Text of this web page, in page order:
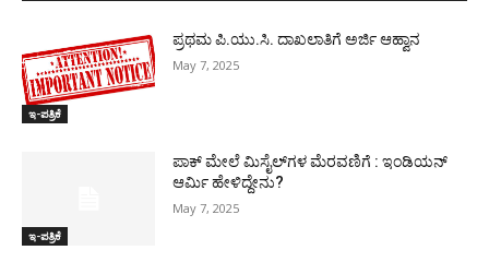
ಇ-ಪತ್ರಿಕೆ
ಪ್ರಥಮ ಪಿ.ಯು.ಸಿ. ದಾಖಲಾತಿಗೆ ಅರ್ಜಿ ಆಹ್ವಾನ
May 7, 2025
ಇ-ಪತ್ರಿಕೆ
ಪಾಕ್​ ಮೇಲೆ ಮಿಸೈಲ್​ಗಳ ಮೆರವಣಿಗೆ : ಇಂಡಿಯನ್
ಆರ್ಮಿ ಹೇಳಿದ್ದೇನು?
May 7, 2025